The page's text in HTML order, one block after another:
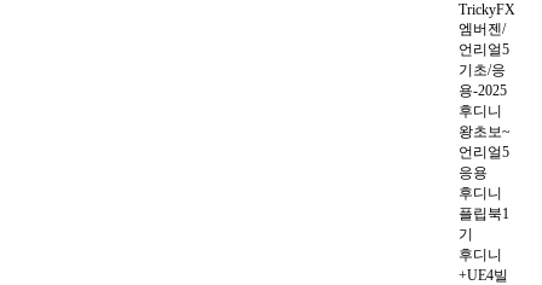
TrickyFX
엠버젠/
언리얼5
기초/응
용-2025
후디니
왕초보~
언리얼5
응용
후디니
플립북1
기
후디니
+UE4빌